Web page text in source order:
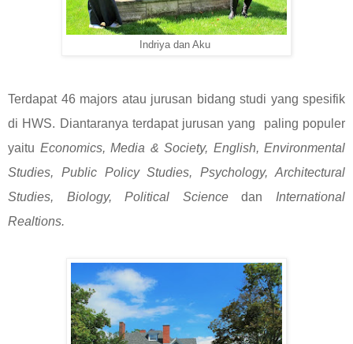
Indriya dan Aku
Terdapat 46 majors atau jurusan bidang studi yang spesifik
di HWS. Diantaranya terdapat jurusan yang paling populer
yaitu Economics, Media & Society, English, Environmental
Studies, Public Policy Studies, Psychology, Architectural
Studies, Biology, Political Sciencedan International
Realtions.